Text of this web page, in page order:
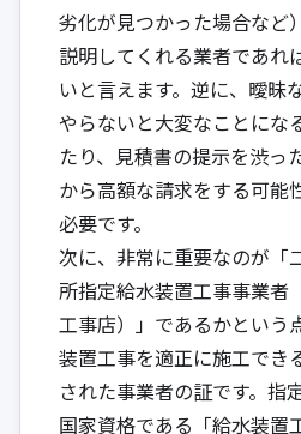
劣化が見つかった場合など
説明してくれる業者であれ
いと言えます。逆に、曖昧
やらないと大変なことにな
たり、見積書の提示を渋っ
から高額な請求をする可能
必要です。
次に、非常に重要なのが「
所指定給水装置工事事業者
工事店）」であるかという
装置工事を適正に施工でき
された事業者の証です。指
国家資格である「給水装置